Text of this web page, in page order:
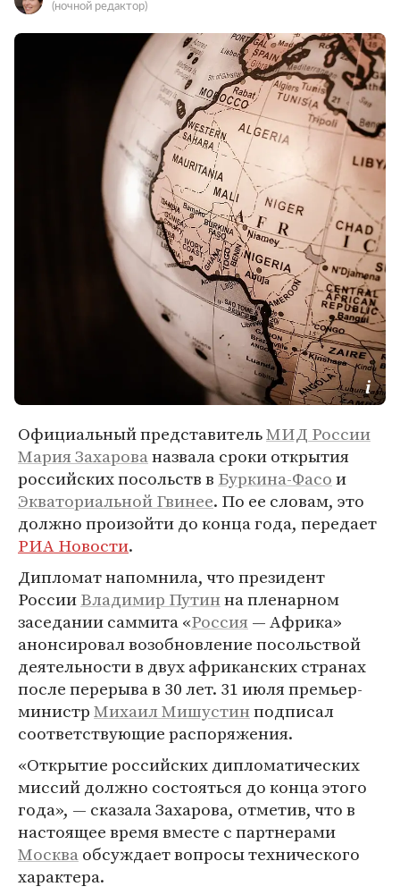
(ночной редактор)
Официальный представительМИД России
Мария Захарованазвала сроки открытия
российских посольств в Буркина-Фасои
Экваториальной Гвинее. По ее словам, это
должно произойти до конца года, передает
РИА Новости.
Дипломат напомнила, что президент
РоссииВладимир Путинна пленарном
заседании саммита «Россия — Африка»
анонсировал возобновление посольствой
деятельности в двух африканских странах
после перерыва в 30 лет. 31 июля премьер-
министрМихаил Мишустинподписал
соответствующие распоряжения.
«Открытие российских дипломатических
миссий должно состояться до конца этого
года», — сказала Захарова, отметив, что в
настоящее время вместе с партнерами
Москваобсуждает вопросы технического
характера.